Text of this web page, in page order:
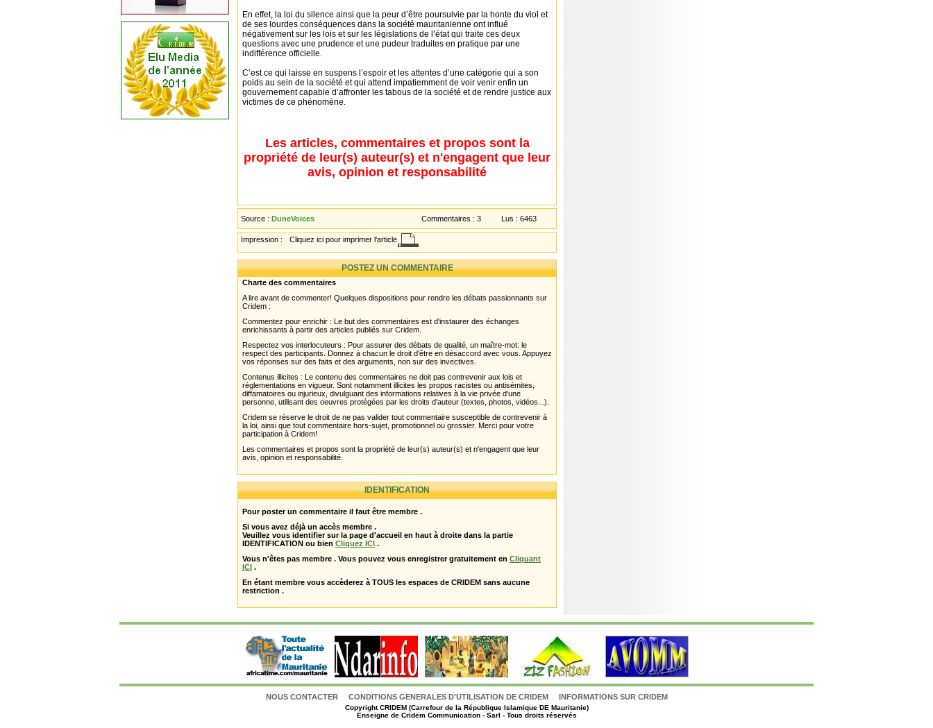
En effet, la loi du silence ainsi que la peur d’être poursuivie par la honte du viol et
de ses lourdes conséquences dans la société mauritanienne ont influé
négativement sur les lois et sur les législations de l’état qui traite ces deux
questions avec une prudence et une pudeur traduites en pratique par une
indifférence officielle.
C’est ce qui laisse en suspens l’espoir et les attentes d’une catégorie qui a son
poids au sein de la société et qui attend impatiemment de voir venir enfin un
gouvernement capable d’affronter les tabous de la société et de rendre justice aux
victimes de ce phénomène.
Les articles, commentaires et propos sont la
propriété de leur(s) auteur(s) et n'engagent que leur
avis, opinion et responsabilité
Source : DuneVoices Commentaires : 3 Lus : 6463
Impression : Cliquez ici pour imprimer l'article
POSTEZ UN COMMENTAIRE
Charte des commentaires
A lire avant de commenter! Quelques dispositions pour rendre les débats passionnants sur
Cridem :
Commentez pour enrichir : Le but des commentaires est d'instaurer des échanges
enrichissants à partir des articles publiés sur Cridem.
Respectez vos interlocuteurs : Pour assurer des débats de qualité, un maître-mot: le
respect des participants. Donnez à chacun le droit d'être en désaccord avec vous. Appuyez
vos réponses sur des faits et des arguments, non sur des invectives.
Contenus illicites : Le contenu des commentaires ne doit pas contrevenir aux lois et
réglementations en vigueur. Sont notamment illicites les propos racistes ou antisémites,
diffamatoires ou injurieux, divulguant des informations relatives à la vie privée d'une
personne, utilisant des oeuvres protégées par les droits d'auteur (textes, photos, vidéos...).
Cridem se réserve le droit de ne pas valider tout commentaire susceptible de contrevenir à
la loi, ainsi que tout commentaire hors-sujet, promotionnel ou grossier. Merci pour votre
participation à Cridem!
Les commentaires et propos sont la propriété de leur(s) auteur(s) et n'engagent que leur
avis, opinion et responsabilité.
IDENTIFICATION
Pour poster un commentaire il faut être membre .
Si vous avez déjà un accès membre .
Veuillez vous identifier sur la page d'accueil en haut à droite dans la partie
IDENTIFICATION ou bien Cliquez ICI .
Vous n'êtes pas membre . Vous pouvez vous enregistrer gratuitement en Cliquant
ICI .
En étant membre vous accèderez à TOUS les espaces de CRIDEM sans aucune
restriction .
NOUS CONTACTER CONDITIONS GENERALES D'UTILISATION DE CRIDEM INFORMATIONS SUR CRIDEM
CopyrightCRIDEM (Carrefour de la République Islamique DE Mauritanie)
Enseigne de Cridem Communication - Sarl - Tous droits réservés